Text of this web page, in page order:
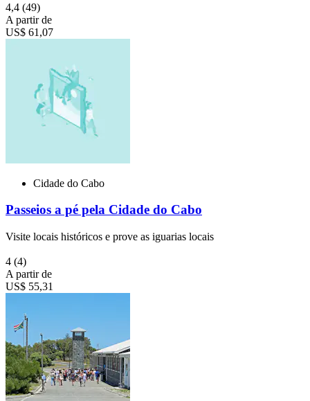
4,4 (49)
A partir de
US$ 61,07
Cidade do Cabo
Passeios a pé pela Cidade do Cabo
Visite locais históricos e prove as iguarias locais
4 (4)
A partir de
US$ 55,31